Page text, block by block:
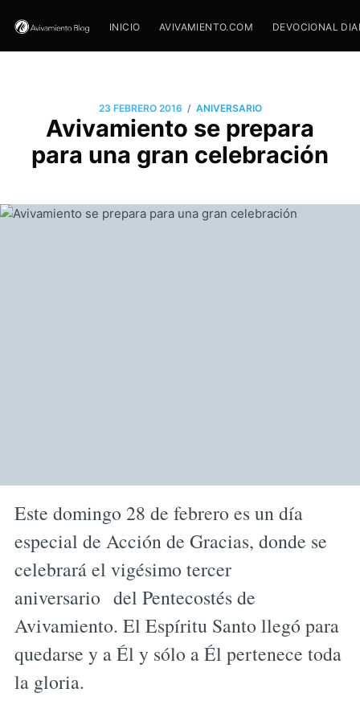
INICIO AVIVAMIENTO.COM DEVOCIONAL
23 FEBRERO 2016 / ANIVERSARIO
Avivamiento se prepara
para una gran celebración
Este domingo 28 de febrero es un día
especial de Acción de Gracias, donde se
celebrará el vigésimo tercer
aniversario del Pentecostés de
Avivamiento. El Espíritu Santo llegó para
quedarse y a Él y sólo a Él pertenece toda
la gloria.